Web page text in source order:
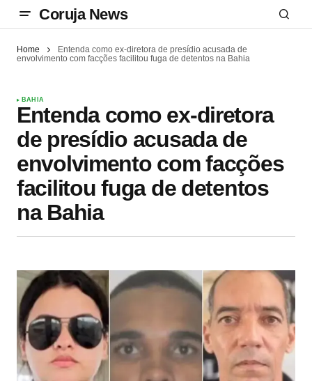
Coruja News
Home
Entenda como ex-diretora de presídio acusada de
envolvimento com facções facilitou fuga de detentos na Bahia
BAHIA
Entenda como ex-diretora
de presídio acusada de
envolvimento com facções
facilitou fuga de detentos
na Bahia